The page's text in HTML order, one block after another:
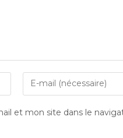
et mon site dans le